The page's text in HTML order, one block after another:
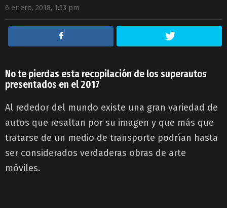
6 enero, 2018, 1:53 pm
No te pierdas esta recopilación de los superautos
presentados en el 2017
Al rededor del mundo existe una gran variedad de
autos que resaltan por su imagen y que más que
tratarse de un medio de transporte podrían hasta
ser considerados verdaderas obras de arte
móviles.